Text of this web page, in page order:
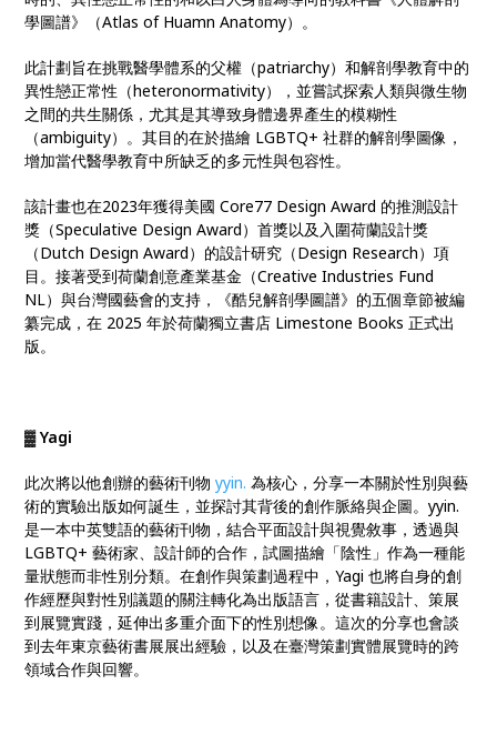
學圖譜》（Atlas of Huamn Anatomy）。
此計劃旨在挑戰醫學體系的父權（patriarchy）和解剖學教育中的
異性戀正常性（heteronormativity），並嘗試探索人類與微生物
之間的共生關係，尤其是其導致身體邊界產生的模糊性
（ambiguity）。其目的在於描繪 LGBTQ+ 社群的解剖學圖像，
增加當代醫學教育中所缺乏的多元性與包容性。
該計畫也在2023年獲得美國 Core77 Design Award 的推測設計
獎（Speculative Design Award）首獎以及入圍荷蘭設計獎
（Dutch Design Award）的設計研究（Design Research）項
目。接著受到荷蘭創意產業基金（Creative Industries Fund
NL）與台灣國藝會的支持，《酷兒解剖學圖譜》的五個章節被編
纂完成，在 2025 年於荷蘭獨立書店 Limestone Books 正式出
版。
▓ Yagi
此次將以他創辦的藝術刊物yyin. 為核心，分享一本關於性別與藝
術的實驗出版如何誕生，並探討其背後的創作脈絡與企圖。yyin.
是一本中英雙語的藝術刊物，結合平面設計與視覺敘事，透過與
LGBTQ+ 藝術家、設計師的合作，試圖描繪「陰性」作為一種能
量狀態而非性別分類。在創作與策劃過程中，Yagi 也將自身的創
作經歷與對性別議題的關注轉化為出版語言，從書籍設計、策展
到展覽實踐，延伸出多重介面下的性別想像。這次的分享也會談
到去年東京藝術書展展出經驗，以及在臺灣策劃實體展覽時的跨
領域合作與回響。